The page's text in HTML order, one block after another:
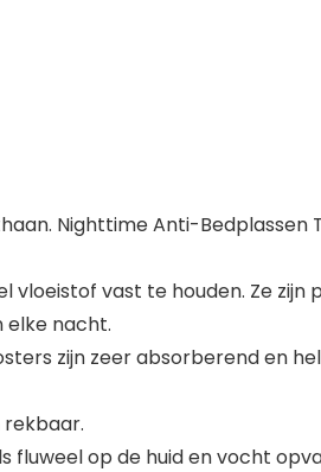
Nighttime Anti-Bedplassen
vast te houden. Ze zijn
elke nacht.
zijn zeer absorberend en
fluweel op de huid en vocht